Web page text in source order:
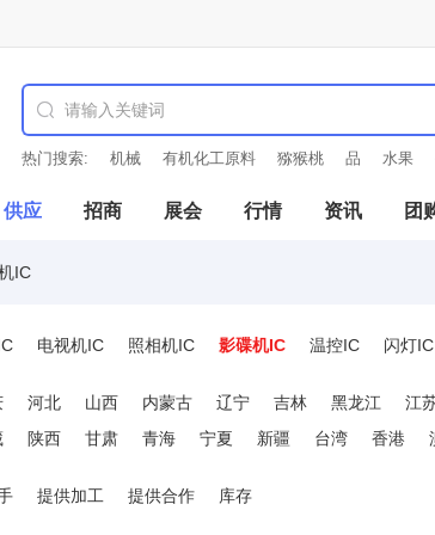
热门搜索: 机械 有机化工原料 猕猴桃 品 水果
供应 招商 展会 行情 资讯 团
IC
电视机IC 照相机IC 影碟机IC 温控IC 闪灯IC
河北 山西 内蒙古 辽宁 吉林 黑龙江 江
陕西 甘肃 青海 宁夏 新疆 台湾 香港
提供加工 提供合作 库存